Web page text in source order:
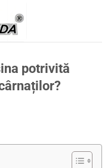
potrivită